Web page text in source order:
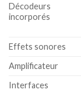
Décodeurs
incorporés
Effets sonores
Amplificateur
Interfaces